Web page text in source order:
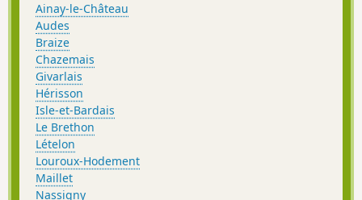
Ainay-le-Château
Audes
Braize
Chazemais
Givarlais
Hérisson
Isle-et-Bardais
Le Brethon
Lételon
Louroux-Hodement
Maillet
Nassigny